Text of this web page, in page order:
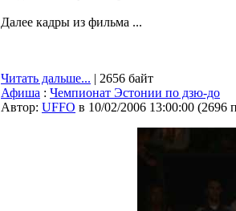
Далее кадры из фильма ...
Читать дальше... | 2656 байт
Афиша : Чемпионат Эстонии по дзю-до
Автор: UFFO в 10/02/2006 13:00:00 (2696